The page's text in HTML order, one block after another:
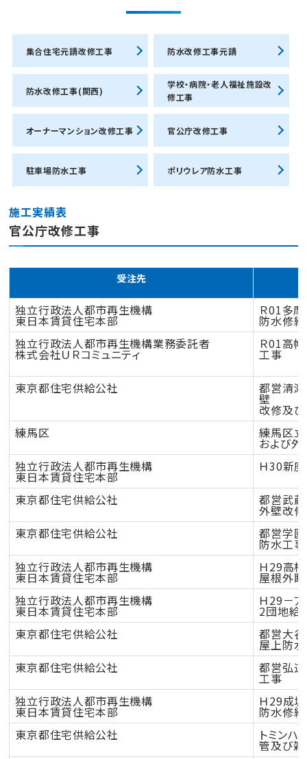
集合住宅元請改修工事 防水改修工事元請
防水改修工事(関西)
学校・病院・老人福祉施設改
修工事
オーナーマンション改修工事 官公庁改修工事
駐車場防水工事 ポリウレア防水工事
施工実績表
官公庁改修工事
受注先
独立行政法人都市再生機構
東日本賃貸住宅本部
Ｒ01多
防水修
独立行政法人都市再生機構業務委託者
株式会社ＵＲコミュニティ
Ｒ01高
工事
東京都住宅供給公社 都営清
壁
改修及
練馬区
練馬区
および
独立行政法人都市再生機構
東日本賃貸住宅本部
Ｈ30新
東京都住宅供給公社 都営武
外壁改
東京都住宅供給公社
都営学
防水工事
独立行政法人都市再生機構
東日本賃貸住宅本部
Ｈ29高
屋根外
独立行政法人都市再生機構
東日本賃貸住宅本部
Ｈ29－
2団地給
東京都住宅供給公社
都営大
屋上防
東京都住宅供給公社
都営弘
工事
独立行政法人都市再生機構
東日本賃貸住宅本部
Ｈ29成
防水修
東京都住宅供給公社
トミンハ
管及び